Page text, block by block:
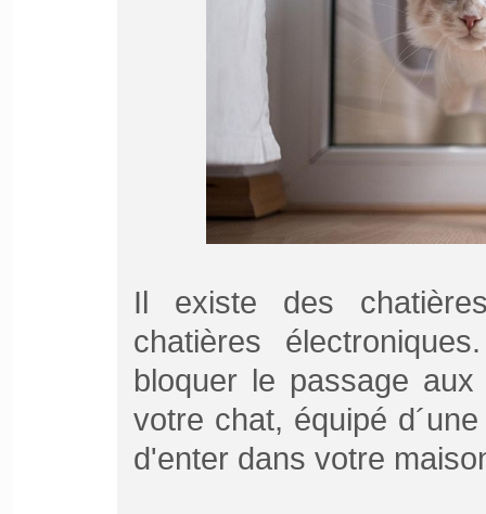
Il existe des
chatières
bloquer le passage
votre chat, équipé
d'enter dans votre